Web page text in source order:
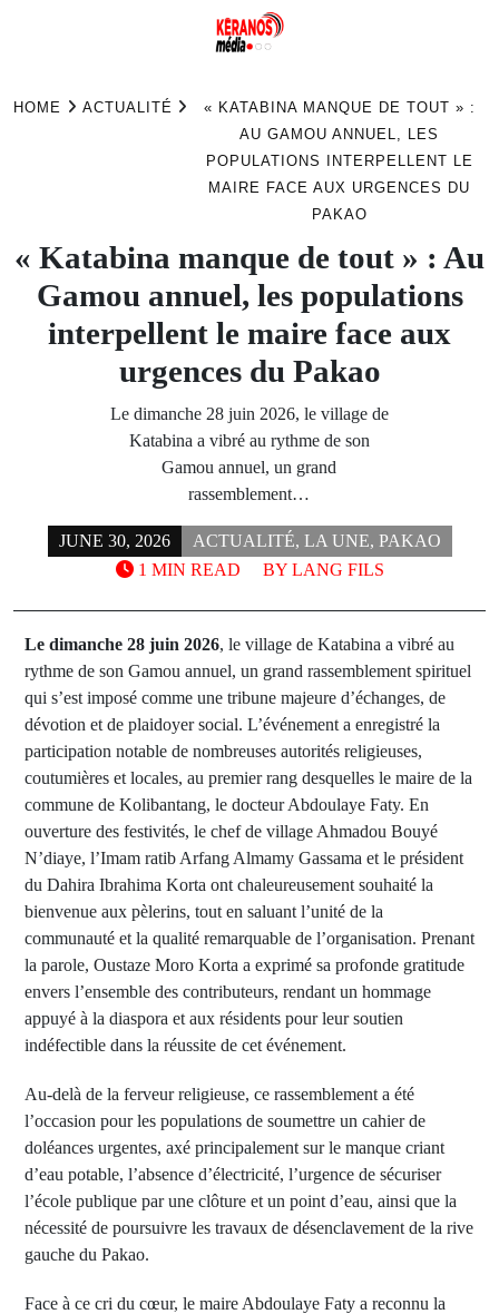
HOME ACTUALITÉ
« KATABINA MANQUE DE TOUT » :
AU GAMOU ANNUEL, LES
POPULATIONS INTERPELLENT LE
MAIRE FACE AUX URGENCES DU
PAKAO
« Katabina manque de tout » : Au
Gamou annuel, les populations
interpellent le maire face aux
urgences du Pakao
Le dimanche 28 juin 2026, le village de
Katabina a vibré au rythme de son
Gamou annuel, un grand
rassemblement…
JUNE 30, 2026 ACTUALITÉ, LA UNE, PAKAO
BY LANG FILS
1 MIN READ
Le dimanche 28 juin 2026, le village de Katabina a vibré au
rythme de son Gamou annuel, un grand rassemblement spirituel
qui s’est imposé comme une tribune majeure d’échanges, de
dévotion et de plaidoyer social. L’événement a enregistré la
participation notable de nombreuses autorités religieuses,
coutumières et locales, au premier rang desquelles le maire de la
commune de Kolibantang, le docteur Abdoulaye Faty. En
ouverture des festivités, le chef de village Ahmadou Bouyé
N’diaye, l’Imam ratib Arfang Almamy Gassama et le président
du Dahira Ibrahima Korta ont chaleureusement souhaité la
bienvenue aux pèlerins, tout en saluant l’unité de la
communauté et la qualité remarquable de l’organisation. Prenant
la parole, Oustaze Moro Korta a exprimé sa profonde gratitude
envers l’ensemble des contributeurs, rendant un hommage
appuyé à la diaspora et aux résidents pour leur soutien
indéfectible dans la réussite de cet événement.
Au-delà de la ferveur religieuse, ce rassemblement a été
l’occasion pour les populations de soumettre un cahier de
doléances urgentes, axé principalement sur le manque criant
d’eau potable, l’absence d’électricité, l’urgence de sécuriser
l’école publique par une clôture et un point d’eau, ainsi que la
nécessité de poursuivre les travaux de désenclavement de la rive
gauche du Pakao.
Face à ce cri du cœur, le maire Abdoulaye Faty a reconnu la